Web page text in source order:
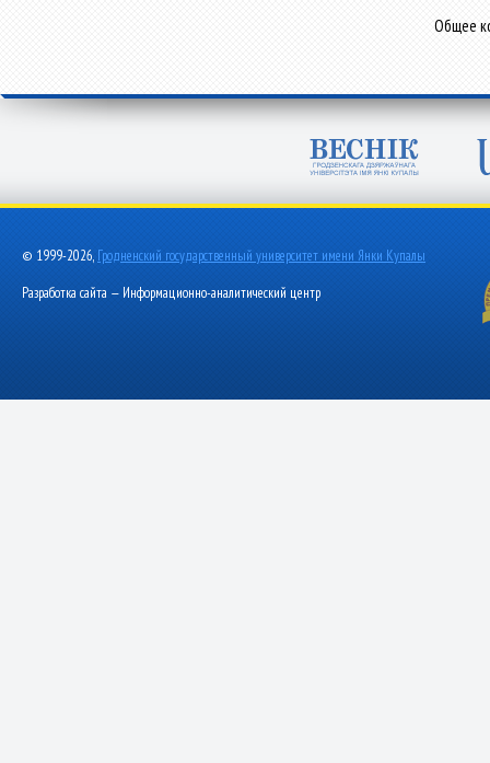
Общее
© 1999-2026, Гродненский государственный университет имени Янки Купалы
Разработка сайта — Информационно-аналитический центр